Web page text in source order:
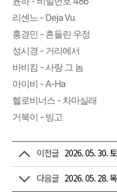
리센느 - Deja Vu
홍경민 - 흔들린 우정
성시경 - 거리에서
바비킴 - 사랑 그 놈
아이비 - A-Ha
헬로비너스 - 차마실래
거북이 - 빙고
이전글 2026. 05. 30.
다음글 2026. 05. 28.